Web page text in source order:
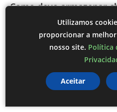
Como devo armazenar
O chocolate deve ser
em embalagens herméticas
O chocolate pode
Utilizamos
proporcionar a
nosso site. Política
Aceitar